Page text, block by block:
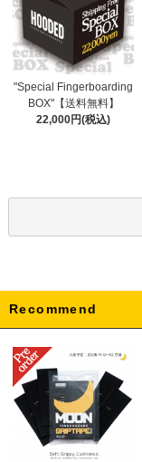
"Special Fingerboarding
BOX"【送料無料】
22,000円(税込)
Recommend